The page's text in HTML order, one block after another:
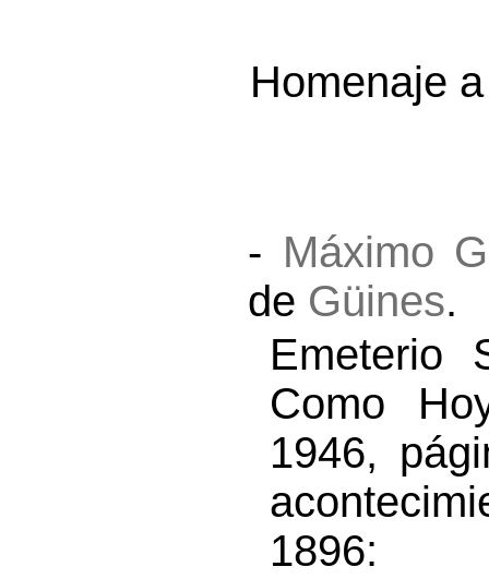
Homenaje
- Máximo
de Güines.
Emeterio
Como
1946,
1896: